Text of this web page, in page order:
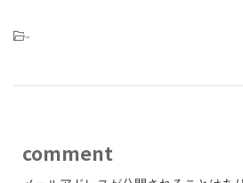
-
comment